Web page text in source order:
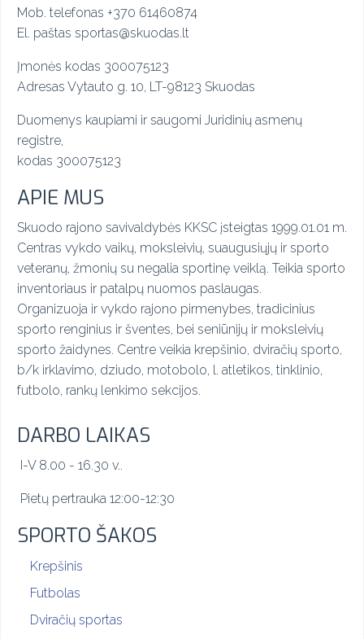
Mob. telefonas +370 61460874
El. paštas sportas@skuodas.lt
Įmonės kodas 300075123
Adresas Vytauto g. 10, LT-98123 Skuodas
Duomenys kaupiami ir saugomi Juridinių asmenų
registre,
kodas 300075123
APIE MUS
Skuodo rajono savivaldybės KKSC įsteigtas 1999.01.01 m.
Centras vykdo vaikų, moksleivių, suaugusiųjų ir sporto
veteranų, žmonių su negalia sportinę veiklą. Teikia sporto
inventoriaus ir patalpų nuomos paslaugas.
Organizuoja ir vykdo rajono pirmenybes, tradicinius
sporto renginius ir šventes, bei seniūnijų ir moksleivių
sporto žaidynes. Centre veikia krepšinio, dviračių sporto,
b/k irklavimo, dziudo, motobolo, l. atletikos, tinklinio,
futbolo, rankų lenkimo sekcijos.
DARBO LAIKAS
I-V 8.00 - 16.30 v..
Pietų pertrauka 12:00-12:30
SPORTO ŠAKOS
Krepšinis
Futbolas
Dviračių sportas